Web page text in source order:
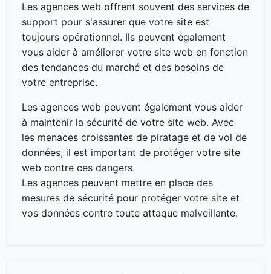
Les agences web offrent souvent des services de
support pour s'assurer que votre site est
toujours opérationnel. Ils peuvent également
vous aider à améliorer votre site web en fonction
des tendances du marché et des besoins de
votre entreprise.
Les agences web peuvent également vous aider
à maintenir la sécurité de votre site web. Avec
les menaces croissantes de piratage et de vol de
données, il est important de protéger votre site
web contre ces dangers.
Les agences peuvent mettre en place des
mesures de sécurité pour protéger votre site et
vos données contre toute attaque malveillante.